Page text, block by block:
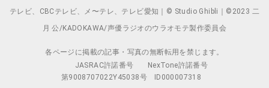
テレビ、CBCテレビ、メ〜テレ、テレビ愛知｜© Studio Ghibli｜©2023 二
月 公/KADOKAWA/声優ラジオのウラオモテ製作委員会
各ページに掲載の記事・写真の無断転用を禁じます。
JASRAC許諾番号
NexTone許諾番号
第9008707022Y45038号
ID000007318